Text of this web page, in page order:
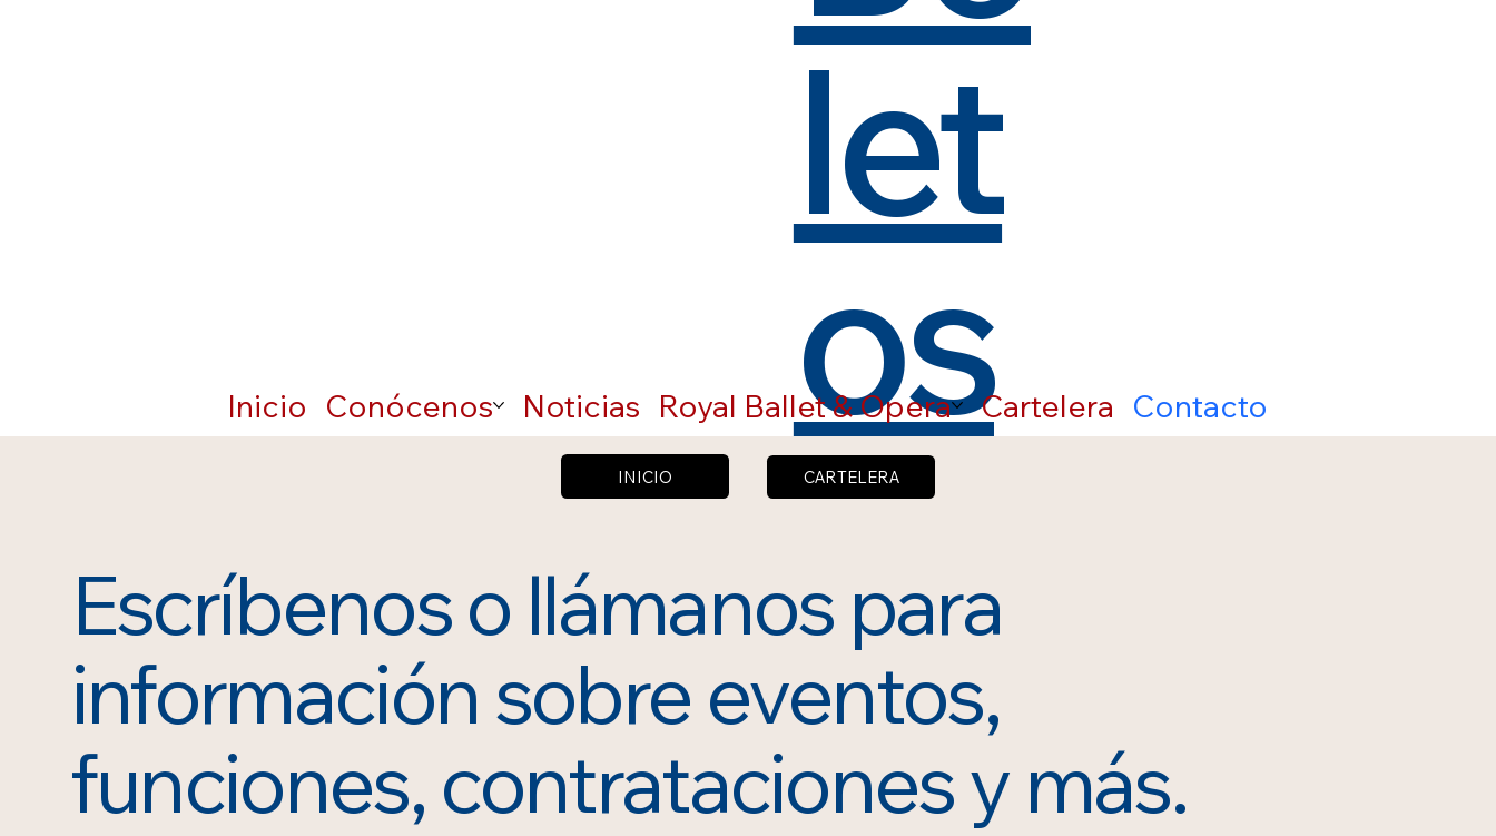
let
os
Inicio Conócenos Noticias Royal Ballet & Opera Cartelera Contacto
INICIO CARTELERA
Escríbenos o llámanos para
información sobre eventos,
funciones, contrataciones y más.